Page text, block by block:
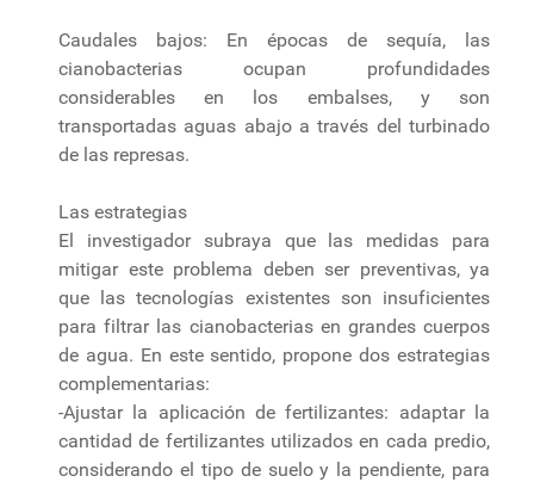
Caudales bajos: En épocas de sequía, las
cianobacterias ocupan profundidades
considerables en los embalses, y son
transportadas aguas abajo a través del turbinado
de las represas.
Las estrategias
El investigador subraya que las medidas para
mitigar este problema deben ser preventivas, ya
que las tecnologías existentes son insuficientes
para filtrar las cianobacterias en grandes cuerpos
de agua. En este sentido, propone dos estrategias
complementarias:
-Ajustar la aplicación de fertilizantes: adaptar la
cantidad de fertilizantes utilizados en cada predio,
considerando el tipo de suelo y la pendiente, para